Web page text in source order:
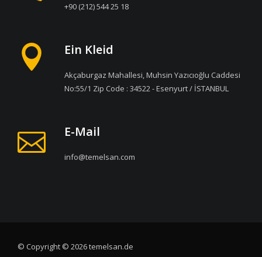
+90 (212) 544 25 18
Ein Kleid
Akçaburgaz Mahallesi, Muhsin Yazıcıoğlu Caddesi
No:55/1 Zip Code : 34522 - Esenyurt / İSTANBUL
E-Mail
info@temelsan.com
© Copyright © 2026 temelsan.de